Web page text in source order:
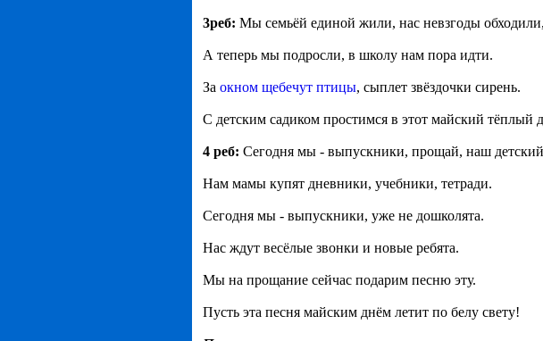
3реб: Мы семьёй единой жили, нас невзгоды обходили,
А теперь мы подросли, в школу нам пора идти.
За окном щебечут птицы, сыплет звёздочки сирень.
С детским садиком простимся в этот майский тёплый
4 реб: Сегодня мы - выпускники, прощай, наш
Нам мамы купят дневники, учебники, тетради.
Сегодня мы - выпускники, уже не дошколята.
Нас ждут весёлые звонки и новые ребята.
Мы на прощание сейчас подарим песню эту.
Пусть эта песня майским днём летит по белу свету!